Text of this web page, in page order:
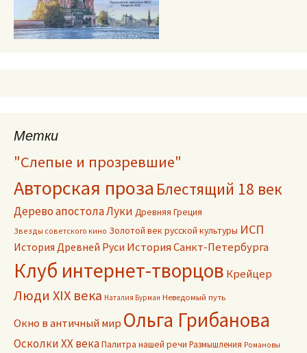
Метки
"Слепые и прозревшие"
Авторская проза Блестящий 18 век
Дерево апостола Луки Древняя Греция
Звезды советского кино Золотой век русской культуры ИСП
История Древней Руси История Санкт-Петербурга
Клуб интернет-творцов Крейцер
Люди XIX века Наталия Бурман Неведомый путь
Окно в античный мир Ольга Грибанова
Осколки ХХ векаПалитра нашей речи Размышления Романовы